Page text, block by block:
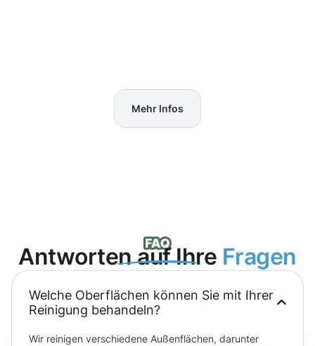
Mehr Infos
Antworten auf Ihre Fragen
Welche Oberflächen können Sie mit Ihrer
Reinigung behandeln?
Wir reinigen verschiedene Außenflächen, darunter